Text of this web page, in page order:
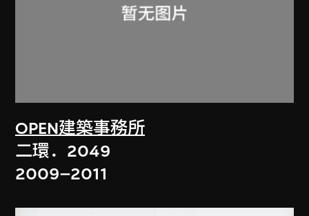
OPEN建築事務所
二環．2049
2009–2011